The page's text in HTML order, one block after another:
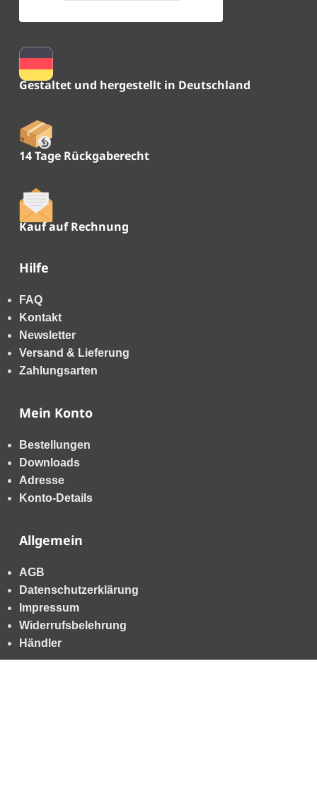
Gestaltet und hergestellt in Deutschland
14 Tage Rückgaberecht
Kauf auf Rechnung
Hilfe
FAQ
Kontakt
Newsletter
Versand & Lieferung
Zahlungsarten
Mein Konto
Bestellungen
Downloads
Adresse
Konto-Details
Allgemein
AGB
Datenschutzerklärung
Impressum
Widerrufsbelehrung
Händler